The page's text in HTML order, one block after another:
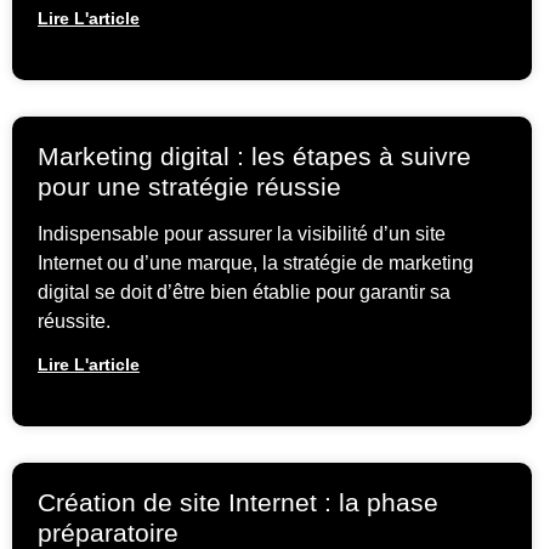
Lire L'article
Marketing digital : les étapes à suivre
pour une stratégie réussie
Indispensable pour assurer la visibilité d’un site
Internet ou d’une marque, la stratégie de marketing
digital se doit d’être bien établie pour garantir sa
réussite.
Lire L'article
Création de site Internet : la phase
préparatoire